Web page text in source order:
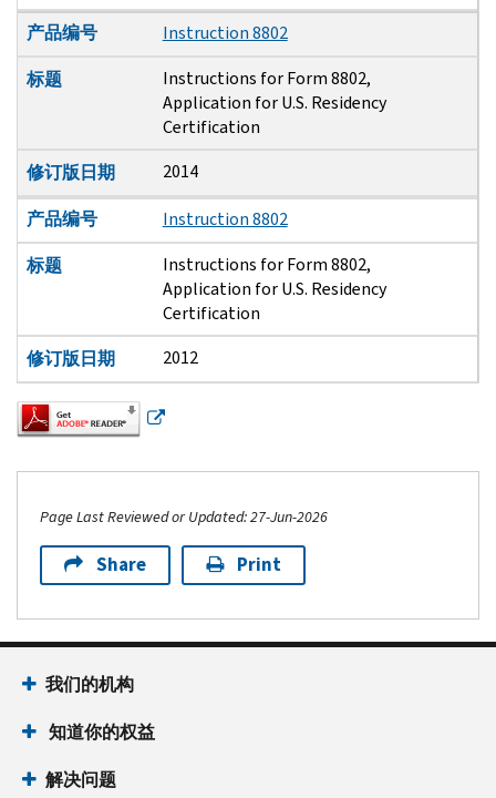
产品编号
Instruction 8802
标题
Instructions for Form 8802,
Application for U.S. Residency
Certification
修订版日期
2014
产品编号
Instruction 8802
标题
Instructions for Form 8802,
Application for U.S. Residency
Certification
修订版日期
2012
Page Last Reviewed or Updated: 27-Jun-2026
Share Print
Footer Navigation
我们的机构
知道你的权益
解决问题